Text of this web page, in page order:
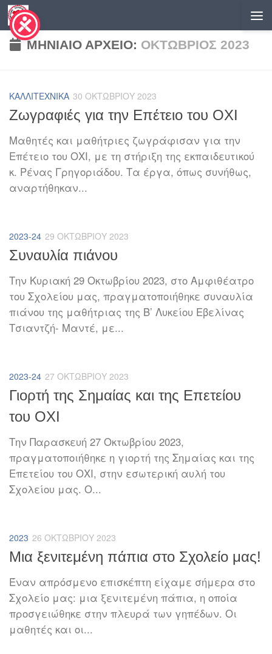
Skip to content
ΜΗΝΙΑΊΟ ΑΡΧΕΊΟ: ΟΚΤΏΒΡΙΟΣ 2023
ΚΑΛΛΙΤΕΧΝΙΚΆ 30 ΟΚΤΩΒΡΊΟΥ 2023
Ζωγραφιές για την Επέτειο του ΟΧΙ
Μαθητές και μαθήτριες ζωγράφισαν για την
Επέτειο του ΟΧΙ, με τη στήριξη της εκπαιδευτικού
κ. Ρένας Γρηγοριάδου. Τα έργα, όπως συνήθως,
αναρτήθηκαν...
2023-24 29 ΟΚΤΩΒΡΊΟΥ 2023
Συναυλία πιάνου
Την Κυριακή 29 Οκτωβρίου 2023, στο Αμφιθέατρο
του Σχολείου μας, πραγματοποιήθηκε συναυλία
πιάνου της μαθήτριας της Β’ Λυκείου Εβελίνας
Τσιαντζή- Μαντέ, με...
2023-24 27 ΟΚΤΩΒΡΊΟΥ 2023
Γιορτή της Σημαίας και της Επετείου
του ΟΧΙ
Την Παρασκευή 27 Οκτωβρίου 2023,
πραγματοποιήθηκε η γιορτή της Σημαίας και της
Επετείου του ΟΧΙ, στην εσωτερική αυλή του
Σχολείου μας. Ο...
2023 26 ΟΚΤΩΒΡΊΟΥ 2023
Μια ξενιτεμένη πάπια στο Σχολείο μας!
Έναν απρόσμενο επισκέπτη είχαμε σήμερα στο
Σχολείο μας: μια ξενιτεμένη πάπια, η οποία
προσγειώθηκε στην πλευρά των γηπέδων. Οι
μαθητές και οι...